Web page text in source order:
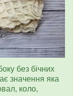
без бічних
значення яка
коло,